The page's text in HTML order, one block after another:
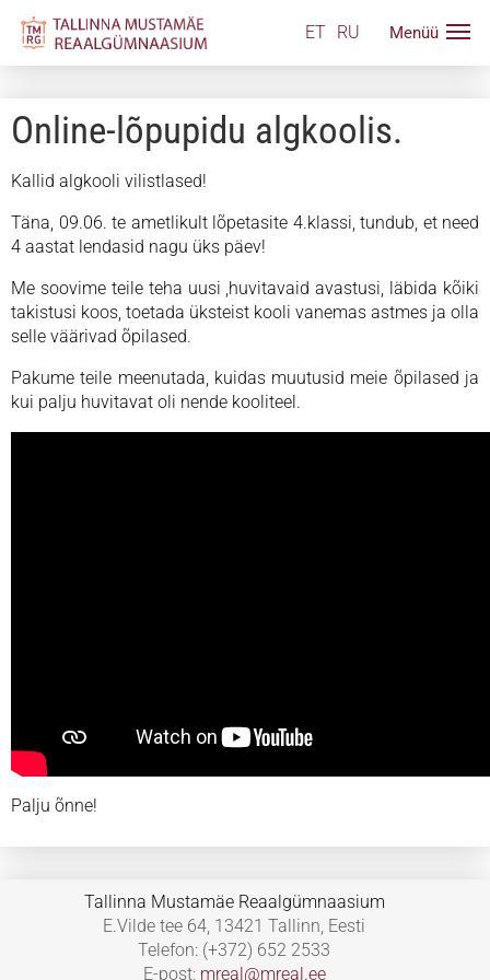
ET RU
Online-lõpupidu algkoolis.
Kallid algkooli vilistlased!
Täna, 09.06. te ametlikult lõpetasite 4.klassi, tundub, et need
4 aastat lendasid nagu üks päev!
Me soovime teile teha uusi ,huvitavaid avastusi, läbida kõiki
takistusi koos, toetada üksteist kooli vanemas astmes ja olla
selle väärivad õpilased.
Pakume teile meenutada, kuidas muutusid meie õpilased ja
kui palju huvitavat oli nende kooliteel.
Palju õnne!
Tallinna Mustamäe Reaalgümnaasium
E.Vilde tee 64, 13421 Tallinn, Eesti
Telefon: (+372) 652 2533
E-post: mreal@mreal.ee